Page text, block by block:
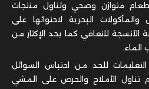
متوازن وصحي وتناول منتجات
والمأكولات البحرية لاحتوائها على
الأنسجة للتعافي كما يحد الإكثار من
الماء.
للحد من احتباس السوائل
تناول الأملاح والحرص على المشي